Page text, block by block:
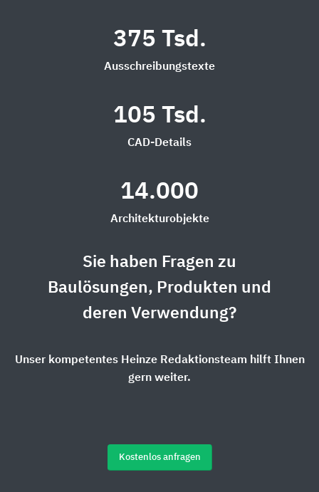
375 Tsd.
Ausschreibungstexte
105 Tsd.
CAD-Details
14.000
Architekturobjekte
Sie haben Fragen zu
Baulösungen, Produkten und
deren Verwendung?
Unser kompetentes Heinze Redaktionsteam hilft Ihnen
gern weiter.
Kostenlos anfragen